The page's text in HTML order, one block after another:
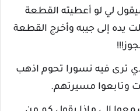
لي لو أعطيته القطعة
يده إلى جيبه وأخرج القطعة
ترى فيه نسورا تحوم اذهب
وتابعوا مسيرتهم.